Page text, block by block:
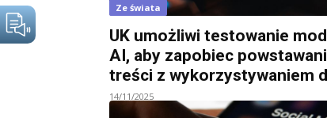
Ze świata
UK umożliwi testowanie
AI, aby zapobiec
treści z wykorzystywaniem
14/11/2025